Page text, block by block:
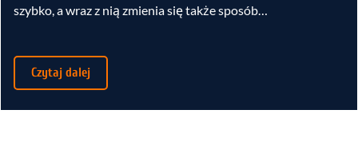
szybko, a wraz z nią zmienia się także sposób…
Czytaj dalej